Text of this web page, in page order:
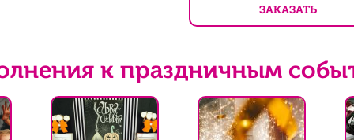
ЗАКАЗАТЬ
к праздничным